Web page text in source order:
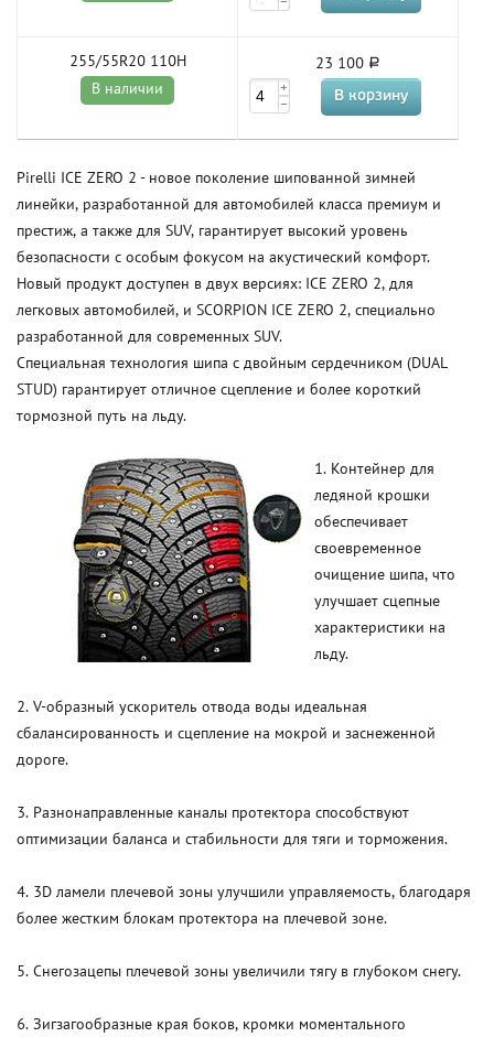
255/55R20 110H
В наличии
23 100
Pirelli ICE ZERO 2 - новое поколение шипованной зимней
линейки, разработанной для автомобилей класса премиум и
престиж, а также для SUV, гарантирует высокий уровень
безопасности с особым фокусом на акустический комфорт.
Новый продукт доступен в двух версиях: ICE ZERO 2, для
легковых автомобилей, и SCORPION ICE ZERO 2, специально
разработанной для современных SUV.
Специальная технология шипа с двойным сердечником (DUAL
STUD) гарантирует отличное сцепление и более короткий
тормозной путь на льду.
1. Контейнер для
ледяной крошки
обеспечивает
своевременное
очищение шипа, что
улучшает сцепные
характеристики на
льду.
2. V-образный ускоритель отвода воды идеальная
сбалансированность и сцепление на мокрой и заснеженной
дороге.
3. Разнонаправленные каналы протектора способствуют
оптимизации баланса и стабильности для тяги и торможения.
4. 3D ламели плечевой зоны улучшили управляемость, благодаря
более жестким блокам протектора на плечевой зоне.
5. Снегозацепы плечевой зоны увеличили тягу в глубоком снегу.
6. Зигзагообразные края боков, кромки моментального